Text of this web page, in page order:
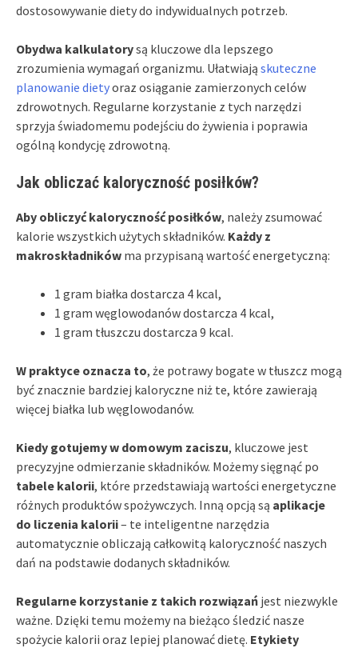
dostosowywanie diety do indywidualnych potrzeb.
Obydwa kalkulatorysą kluczowe dla lepszego
zrozumienia wymagań organizmu. Ułatwiają skuteczne
planowanie dietyoraz osiąganie zamierzonych celów
zdrowotnych. Regularne korzystanie z tych narzędzi
sprzyja świadomemu podejściu do żywienia i poprawia
ogólną kondycję zdrowotną.
Jak obliczać kaloryczność posiłków?
Aby obliczyć kaloryczność posiłków, należy zsumować
kalorie wszystkich użytych składników. Każdy z
makroskładników ma przypisaną wartość energetyczną:
1 gram białka dostarcza 4 kcal,
1 gram węglowodanów dostarcza 4 kcal,
1 gram tłuszczu dostarcza 9 kcal.
W praktyce oznacza to, że potrawy bogate w tłuszcz mogą
być znacznie bardziej kaloryczne niż te, które zawierają
więcej białka lub węglowodanów.
Kiedy gotujemy w domowym zaciszu, kluczowe jest
precyzyjne odmierzanie składników. Możemy sięgnąć po
tabele kalorii, które przedstawiają wartości energetyczne
różnych produktów spożywczych. Inną opcją są aplikacje
do liczenia kalorii– te inteligentne narzędzia
automatycznie obliczają całkowitą kaloryczność naszych
dań na podstawie dodanych składników.
Regularne korzystanie z takich rozwiązań jest niezwykle
ważne. Dzięki temu możemy na bieżąco śledzić nasze
spożycie kalorii oraz lepiej planować dietę. Etykiety